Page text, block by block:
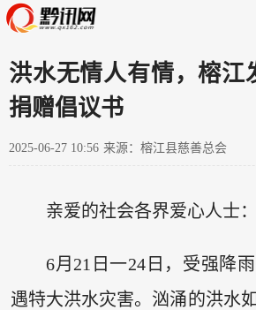
洪水无情人有情，榕江
捐赠倡议书
2025-06-27 10:56 来源：榕江县慈善总会
亲爱的社会各界爱心人士：
6月21日一24日，受强降
遇特大洪水灾害。汹涌的洪水